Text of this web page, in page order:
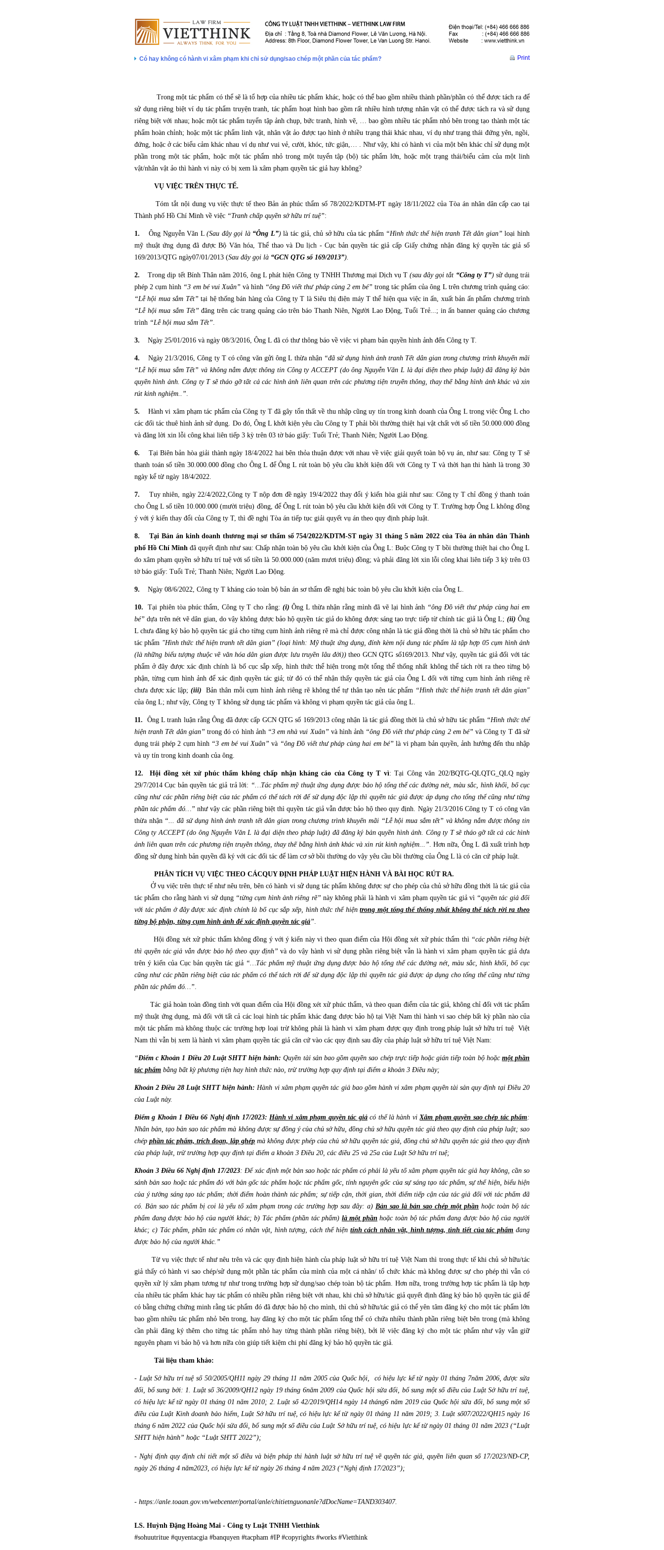
Có hay không có hành vi xâm phạm khi chỉ sử dụng/sao chép một phần của tác phẩm?
Trong một tác phẩm có thể sẽ là tổ hợp của nhiều tác phẩm khác, hoặc có thể bao gồm nhiều thành phần/phần có thể được tách ra để
sử dụng riêng biệt ví dụ tác phẩm truyện tranh, tác phẩm hoạt hình bao gồm rất nhiều hình tượng nhân vật có thể được tách ra và sử dụng
riêng biệt với nhau; hoặc một tác phẩm tuyển tập ảnh chụp, bức tranh, hình vẽ, … bao gồm nhiều tác phẩm nhỏ bên trong tạo thành một tác
phẩm hoàn chỉnh; hoặc một tác phẩm linh vật, nhân vật ảo được tạo hình ở nhiều trạng thái khác nhau, ví dụ như trạng thái đứng yên, ngồi,
đứng, hoặc ở các biểu cảm khác nhau ví dụ như vui vẻ, cười, khóc, tức giận,… . Như vậy, khi có hành vi của một bên khác chỉ sử dụng một
phần trong một tác phẩm, hoặc một tác phẩm nhỏ trong một tuyển tập (bộ) tác phẩm lớn, hoặc một trạng thái/biểu cảm của một linh
vật/nhân vật ảo thì hành vi này có bị xem là xâm phạm quyền tác giả hay không?
VỤ VIỆC TRÊN THỰC TẾ.
Tóm tắt nội dung vụ việc thực tế theo Bản án phúc thẩm số 78/2022/KDTM-PT ngày 18/11/2022 của Tòa án nhân dân cấp cao tại
Thành phố Hồ Chí Minh về việc “Tranh chấp quyền sở hữu trí tuệ”:
1.Ông Nguyễn Văn L(Sau đây gọi là “Ông L”)là tác giả, chủ sở hữu của tác phẩm “Hình thức thể hiện tranh Tết dân gian”loại hình
mỹ thuật ứng dụng đã được Bộ Văn hóa, Thể thao và Du lịch - Cục bản quyền tác giả cấp Giấy chứng nhận đăng ký quyền tác giả số
169/2013/QTG ngày07/01/2013 (Sau đây gọi là “GCN QTG số 169/2013”).
2.Trong dịp tết Bính Thân năm 2016, ông L phát hiện Công ty TNHH Thương mại Dịch vụ T(sau đây gọi tắt “Công ty T”) sử dụng trái
phép 2 cụm hình “3 em bé vui Xuân” và hình “ông Đồ viết thư pháp cùng 2 em bé” trong tác phẩm của ông L trên chương trình quảng cáo:
“Lễ hội mua sắm Tết” tại hệ thống bán hàng của Công ty T là Siêu thị điện máy T thể hiện qua việc in ấn, xuất bản ấn phẩm chương trình
“Lễ hội mua sắm Tết”đăng trên các trang quảng cáo trên báo Thanh Niên, Người Lao Động, Tuổi Trẻ...; in ấn banner quảng cáo chương
trình “Lễ hội mua sắm Tết”.
3. Ngày 25/01/2016 và ngày 08/3/2016, Ông L đã có thư thông báo về việc vi phạm bản quyền hình ảnh đến Công ty T.
4. Ngày 21/3/2016, Công ty T có công văn gửi ông L thừa nhận “đã sử dụng hình ảnh tranh Tết dân gian trong chương trình khuyến mãi
“Lễ hội mua sắm Tết” và không nắm được thông tin Công ty ACCEPT (do ông Nguyễn Văn L là đại diện theo pháp luật) đã đăng ký bản
quyền hình ảnh. Công ty T sẽ tháo gỡ tất cả các hình ảnh liên quan trên các phương tiện truyền thông, thay thế bằng hình ảnh khác và xin
rút kinh nghiệm..”.
5.Hành vi xâm phạm tác phẩm của Công ty T đã gây tổn thất về thu nhập cũng uy tín trong kinh doanh của Ông L trong việc Ông L cho
các đối tác thuê hình ảnh sử dụng. Do đó, Ông L khởi kiện yêu cầu Công ty T phải bồi thường thiệt hại vật chất với số tiền 50.000.000 đồng
và đăng lời xin lỗi công khai liên tiếp 3 kỳ trên 03 tờ báo giấy: Tuổi Trẻ; Thanh Niên; Người Lao Động.
6. Tại Biên bản hòa giải thành ngày 18/4/2022 hai bên thỏa thuận được với nhau về việc giải quyết toàn bộ vụ án, như sau: Công ty T sẽ
thanh toán số tiền 30.000.000 đồng cho Ông L để Ông L rút toàn bộ yêu cầu khởi kiện đối với Công ty T và thời hạn thi hành là trong 30
ngày kể từ ngày 18/4/2022.
7. Tuy nhiên, ngày 22/4/2022,Công ty T nộp đơn đề ngày 19/4/2022 thay đổi ý kiến hòa giải như sau: Công ty T chỉ đồng ý thanh toán
cho Ông L số tiền 10.000.000 (mười triệu) đồng, để Ông L rút toàn bộ yêu cầu khởi kiện đối với Công ty T. Trường hợp Ông L không đồng
ý với ý kiến thay đổi của Công ty T, thì đề nghị Tòa án tiếp tục giải quyết vụ án theo quy định pháp luật.
8.TạiBản án kinh doanh thương mại sơ thẩm số 754/2022/KDTM-ST ngày 31 tháng 5 năm 2022 của Tòa án nhân dân Thành
phố Hồ Chí Minh đã quyết định như sau: Chấp nhận toàn bộ yêu cầu khởi kiện của Ông L: Buộc Công ty T bồi thường thiệt hại cho Ông L
do xâm phạm quyền sở hữu trí tuệ với số tiền là 50.000.000 (năm mươi triệu) đồng; và phải đăng lời xin lỗi công khai liên tiếp 3 kỳ trên 03
tờ báo giấy: Tuổi Trẻ; Thanh Niên; Người Lao Động.
9. Ngày 08/6/2022, Công ty T kháng cáo toàn bộ bản án sơ thẩm đề nghị bác toàn bộ yêu cầu khởi kiện của Ông L.
10.Tại phiên tòa phúc thẩm, Công ty T cho rằng: (i) Ông L thừa nhận rằng mình đã vẽ lại hình ảnh “ông Đồ viết thư pháp cùng hai em
bé”dựa trên nét vẽ dân gian, do vậy không được bảo hộ quyền tác giả do không được sáng tạo trực tiếp từ chính tác giả là Ông L; (ii) Ông
L chưa đăng ký bảo hộ quyền tác giả cho từng cụm hình ảnh riêng rẽ mà chỉ được công nhận là tác giả đồng thời là chủ sở hữu tác phẩm cho
tác phẩm "Hình thức thể hiện tranh tết dân gian” (loại hình: Mỹ thuật ứng dụng, đính kèm nội dung tác phẩm là tập hợp 05 cụm hình ảnh
(là những biểu tượng thuộc về văn hóa dân gian được lưu truyền lâu đời))theo GCN QTG số169/2013. Như vậy, quyền tác giả đối với tác
phẩm ở đây được xác định chính là bố cục sắp xếp, hình thức thể hiện trong một tổng thể thống nhất không thể tách rời ra theo từng bộ
phận, từng cụm hình ảnh để xác định quyền tác giả; từ đó có thể nhận thấy quyền tác giả của Ông L đối với từng cụm hình ảnh riêng rẽ
chưa được xác lập; (iii) Bản thân mỗi cụm hình ảnh riêng rẽ không thể tự thân tạo nên tác phẩm “Hình thức thể hiện tranh tết dân gian"
của ông L; như vậy, Công ty T không sử dụng tác phẩm và không vi phạm quyền tác giả của ông L.
11. Ông L tranh luận rằng Ông đã được cấp GCN QTG số 169/2013 công nhận là tác giả đồng thời là chủ sở hữu tác phẩm “Hình thức thể
hiện tranh Tết dân gian” trong đó có hình ảnh “3 em nhà vui Xuân” và hình ảnh “ông Đồ viết thư pháp cùng 2 em bé” và Công ty T đã sử
dụng trái phép 2 cụm hình “3 em bé vui Xuân” và “ông Đồ viết thư pháp cùng hai em bé” là vi phạm bản quyền, ảnh hưởng đến thu nhập
và uy tín trong kinh doanh của ông.
12. Hội đồng xét xử phúc thẩm không chấp nhận kháng cáo của Công ty T vì: Tại Công văn 202/BQTG-QLQTG_QLQ ngày
29/7/2014 Cục bản quyền tác giả trả lời: “…Tác phẩm mỹ thuật ứng dụng được bảo hộ tổng thể các đường nét, màu sắc, hình khối, bố cục
cũng như các phần riêng biệt của tác phẩm có thể tách rời để sử dụng độc lập thì quyền tác giả được áp dụng cho tổng thể cũng như từng
phần tác phẩm đó…” như vậy các phần riêng biệt thì quyền tác giả vẫn được bảo hộ theo quy định. Ngày 21/3/2016 Công ty T có công văn
thừa nhận “... đã sử dụng hình ảnh tranh tết dân gian trong chương trình khuyến mãi “Lễ hội mua sắm tết” và không nắm được thông tin
Công ty ACCEPT (do ông Nguyễn Văn L là đại diện theo pháp luật) đã đăng ký bản quyền hình ảnh. Công ty T sẽ tháo gỡ tất cả các hình
ảnh liên quan trên các phương tiện truyền thông, thay thế bằng hình ảnh khác và xin rút kinh nghiệm...”. Hơn nữa, Ông L đã xuất trình hợp
đồng sử dụng hình bản quyền đã ký với các đối tác để làm cơ sở bồi thường do vậy yêu cầu bồi thường của Ông L là có căn cứ pháp luật.
PHÂN TÍCH VỤ VIỆC THEO CÁCQUY ĐỊNH PHÁP LUẬT HIỆN HÀNH VÀ BÀI HỌC RÚT RA.
Ở vụ việc trên thực tế như nêu trên, bên có hành vi sử dụng tác phẩm không được sự cho phép của chủ sở hữu đồng thời là tác giả của
tác phẩm cho rằng hành vi sử dụng “từng cụm hình ảnh riêng rẽ” này không phải là hành vi xâm phạm quyền tác giả vì “quyền tác giả đối
với tác phẩm ở đây được xác định chính là bố cục sắp xếp, hình thức thể hiệntrong một tổng thể thống nhất không thể tách rời ra theo
từng bộ phận, từng cụm hình ảnh để xác định quyền tác giả”.
Hội đồng xét xử phúc thẩm không đồng ý với ý kiến này vì theo quan điểm của Hội đồng xét xử phúc thẩm thì “các phần riêng biệt
thì quyền tác giả vẫn được bảo hộ theo quy định” và do vậy hành vi sử dụng phần riêng biệt vẫn là hành vi xâm phạm quyền tác giả dựa
trên ý kiến của Cục bản quyền tác giả “…Tác phẩm mỹ thuật ứng dụng được bảo hộ tổng thể các đường nét, màu sắc, hình khối, bố cục
cũng như các phần riêng biệt của tác phẩm có thể tách rời để sử dụng độc lập thì quyền tác giả được áp dụng cho tổng thể cũng như từng
phần tác phẩm đó…”.
Tác giả hoàn toàn đồng tình với quan điểm của Hội đồng xét xử phúc thẩm, và theo quan điểm của tác giả, không chỉ đối với tác phẩm
mỹ thuật ứng dụng, mà đối với tất cả các loại hình tác phẩm khác đang được bảo hộ tại Việt Nam thì hành vi sao chép bất kỳ phần nào của
một tác phẩm mà không thuộc các trường hợp loại trừ không phải là hành vi xâm phạm được quy định trong pháp luật sở hữu trí tuệ Việt
Nam thì vẫn bị xem là hành vi xâm phạm quyền tác giả căn cứ vào các quy định sau đây của pháp luật sở hữu trí tuệ Việt Nam:
“Điểm c Khoản 1 Điều 20 Luật SHTT hiện hành: Quyền tài sản bao gồm quyền sao chép trực tiếp hoặc gián tiếp toàn bộ hoặc một phần
tác phẩm bằng bất kỳ phương tiện hay hình thức nào, trừ trường hợp quy định tại điểm a khoản 3 Điều này;
Khoản 2 Điều 28 Luật SHTT hiện hành: Hành vi xâm phạm quyền tác giả bao gồm hành vi xâm phạm quyền tài sản quy định tại Điều 20
của Luật này.
Điểm g Khoản 1 Điều 66 Nghị định 17/2023: Hành vi xâm phạm quyền tác giả có thể là hành vi Xâm phạm quyền sao chép tác phẩm:
Nhân bản, tạo bản sao tác phẩm mà không được sự đồng ý của chủ sở hữu, đồng chủ sở hữu quyền tác giả theo quy định của pháp luật; sao
chépphần tác phẩm, trích đoạn, lắp ghép mà không được phép của chủ sở hữu quyền tác giả, đồng chủ sở hữu quyền tác giả theo quy định
của pháp luật, trừ trường hợp quy định tại điểm a khoản 3 Điều 20, các điều 25 và 25a của Luật Sở hữu trí tuệ;
Khoản 3 Điều 66 Nghị định 17/2023: Để xác định một bản sao hoặc tác phẩm có phải là yếu tố xâm phạm quyền tác giả hay không, cần so
sánh bản sao hoặc tác phẩm đó với bản gốc tác phẩm hoặc tác phẩm gốc, tính nguyên gốc của sự sáng tạo tác phẩm, sự thể hiện, biểu hiện
của ý tưởng sáng tạo tác phẩm; thời điểm hoàn thành tác phẩm; sự tiếp cận, thời gian, thời điểm tiếp cận của tác giả đối với tác phẩm đã
có. Bản sao tác phẩm bị coi là yếu tố xâm phạm trong các trường hợp sau đây: a) Bản sao là bản sao chép một phần hoặc toàn bộ tác
phẩm đang được bảo hộ của người khác; b) Tác phẩm (phần tác phẩm) là một phần hoặc toàn bộ tác phẩm đang được bảo hộ của người
khác; c) Tác phẩm, phần tác phẩm có nhân vật, hình tượng, cách thể hiện tính cách nhân vật, hình tượng, tình tiết của tác phẩm đang
được bảo hộ của người khác.”
Từ vụ việc thực tế như nêu trên và các quy định hiện hành của pháp luật sở hữu trí tuệ Việt Nam thì trong thực tế khi chủ sở hữu/tác
giả thấy có hành vi sao chép/sử dụng một phần tác phẩm của mình của một cá nhân/ tổ chức khác mà không được sự cho phép thì vẫn có
quyền xử lý xâm phạm tương tự như trong trường hợp sử dụng/sao chép toàn bộ tác phẩm. Hơn nữa, trong trường hợp tác phẩm là tập hợp
của nhiều tác phẩm khác hay tác phẩm có nhiều phần riêng biệt với nhau, khi chủ sở hữu/tác giả quyết định đăng ký bảo hộ quyền tác giả để
có bằng chứng chứng minh rằng tác phẩm đó đã được bảo hộ cho mình, thì chủ sở hữu/tác giả có thể yên tâm đăng ký cho một tác phẩm lớn
bao gồm nhiều tác phẩm nhỏ bên trong, hay đăng ký cho một tác phẩm tổng thể có chứa nhiều thành phần riêng biệt bên trong (mà không
cần phải đăng ký thêm cho từng tác phẩm nhỏ hay từng thành phần riêng biệt), bởi lẽ việc đăng ký cho một tác phẩm như vậy vẫn giữ
nguyên phạm vi bảo hộ và hơn nữa còn giúp tiết kiệm chi phí đăng ký bảo hộ quyền tác giả.
Tài liệu tham khảo:
- Luật Sở hữu trí tuệ số 50/2005/QH11 ngày 29 tháng 11 năm 2005 của Quốc hội, có hiệu lực kể từ ngày 01 tháng 7năm 2006, được sửa
đổi, bổ sung bởi: 1. Luật số 36/2009/QH12 ngày 19 tháng 6năm 2009 của Quốc hội sửa đổi, bổ sung một số điều của Luật Sở hữu trí tuệ,
có hiệu lực kể từ ngày 01 tháng 01 năm 2010; 2. Luật số 42/2019/QH14 ngày 14 tháng6 năm 2019 của Quốc hội sửa đổi, bổ sung một số
điều của Luật Kinh doanh bảo hiểm, Luật Sở hữu trí tuệ, có hiệu lực kể từ ngày 01 tháng 11 năm 2019; 3. Luật số07/2022/QH15 ngày 16
tháng 6 năm 2022 của Quốc hội sửa đổi, bổ sung một số điều của Luật Sở hữu trí tuệ, có hiệu lực kể từ ngày 01 tháng 01 năm 2023 (“Luật
SHTT hiện hành” hoặc “Luật SHTT 2022”);
- Nghị định quy định chi tiết một số điều và biện pháp thi hành luật sở hữu trí tuệ về quyền tác giả, quyền liên quan số 17/2023/NĐ-CP,
ngày 26 tháng 4 năm2023, có hiệu lực kể từ ngày 26 tháng 4 năm 2023 (“Nghị định 17/2023”);
- https://anle.toaan.gov.vn/webcenter/portal/anle/chitietnguonanle?dDocName=TAND303407.
LS. Huỳnh Đặng Hoàng Mai - Công ty Luật TNHH Vietthink
#sohuutritue #quyentacgia #banquyen #tacpham #IP #copyrights #works #Vietthink
Print